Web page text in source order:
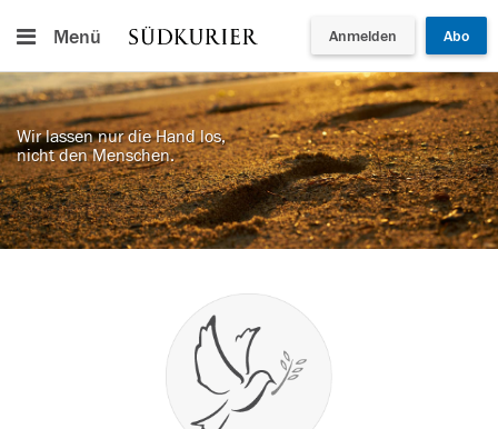
Menü Anmelden Abo
Wir lassen nur die Hand los,
nicht den Menschen.